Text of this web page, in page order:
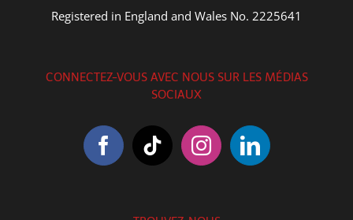
Registered in England and Wales No. 2225641
CONNECTEZ-VOUS AVEC NOUS SUR LES MÉDIAS
SOCIAUX